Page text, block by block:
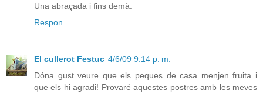
Una abraçada i fins demà.
Respon
El cullerot Festuc 4/6/09 9:14 p. m.
Dóna gust veure que els peques de casa menjen fruita i
que els hi agradi! Provaré aquestes postres amb les meves